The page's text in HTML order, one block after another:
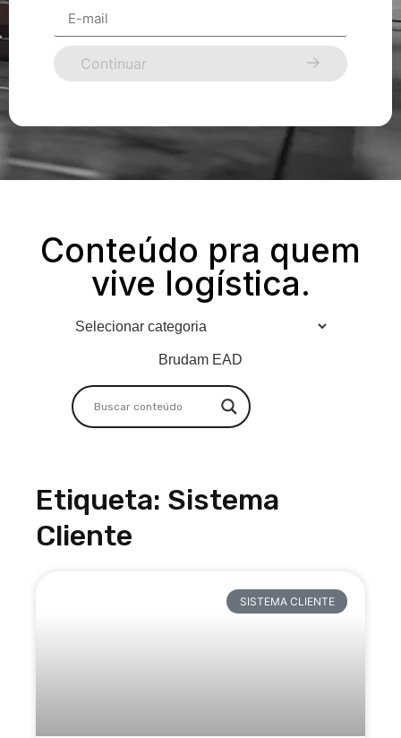
Continuar
Conteúdo pra quem
vive logística.
Brudam EAD
Etiqueta: Sistema
Cliente
SISTEMA CLIENTE